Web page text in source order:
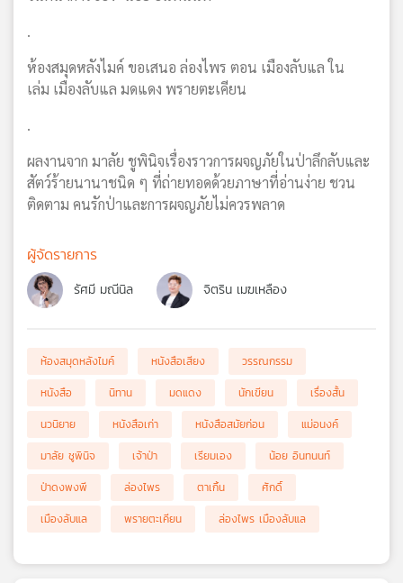
.
ห้องสมุดหลังไมค์ ขอเสนอ ล่องไพร ตอน เมืองลับแล ใน
เล่ม เมืองลับแล มดแดง พรายตะเคียน
.
ผลงานจาก มาลัย ชูพินิจเรื่องราวการผจญภัยในป่าลึกลับและ
สัตว์ร้ายนานาชนิด ๆ ที่ถ่ายทอดด้วยภาษาที่อ่านง่าย ชวน
ติดตาม คนรักป่าและการผจญภัยไม่ควรพลาด
ผู้จัดรายการ
รัศมี มณีนิล จิตริน เมฆเหลือง
ห้องสมุดหลังไมค์ หนังสือเสียง
วรรณกรรม
หนังสือ
นิทาน มดแดง นักเขียน
เรื่องสั้น
นวนิยาย
หนังสือเก่า หนังสือสมัยก่อน
แม่อนงค์
มาลัย ชูพินิจ
เจ้าป่า เรียมเอง
น้อย อินทนนท์
ป่าดงพงพี
ล่องไพร ตาเกิ้น
ศักดิ์
เมืองลับแล
พรายตะเคียน ล่องไพร เมืองลับแล